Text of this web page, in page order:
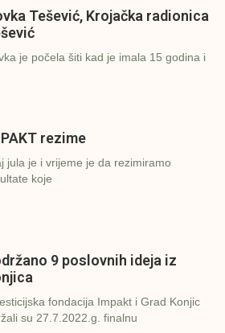
Tešević, Krojačka radionica
je počela šiti kad je imala 15 godina i
rezime
jula je i vrijeme je da rezimiramo
koje
9 poslovnih ideja iz
fondacija Impakt i Grad Konjic
su 27.7.2022.g. finalnu